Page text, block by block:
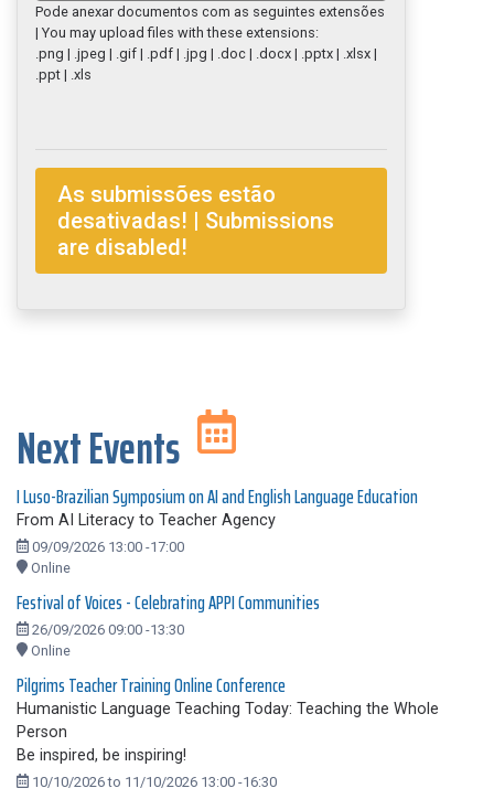
Pode anexar documentos com as seguintes extensões
| You may upload files with these extensions:
.png | .jpeg | .gif | .pdf | .jpg | .doc | .docx | .pptx | .xlsx |
.ppt | .xls
As submissões estão
desativadas! | Submissions
are disabled!
Next Events
I Luso-Brazilian Symposium on AI and English Language Education
From AI Literacy to Teacher Agency
09/09/2026 13:00 -17:00
Online
Festival of Voices - Celebrating APPI Communities
26/09/2026 09:00 -13:30
Online
Pilgrims Teacher Training Online Conference
Humanistic Language Teaching Today: Teaching the Whole
Person
Be inspired, be inspiring!
10/10/2026 to 11/10/2026 13:00 -16:30